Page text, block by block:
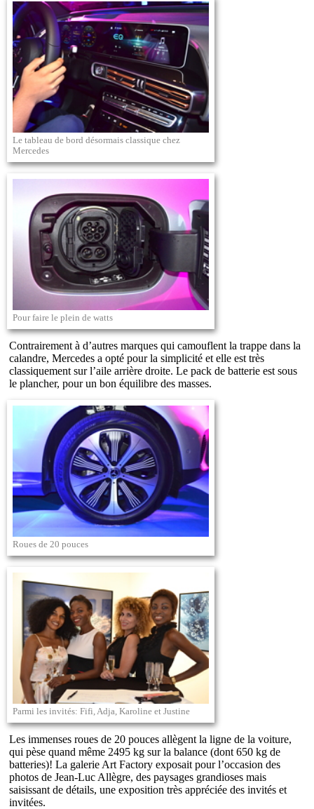
Le tableau de bord désormais classique chez
Mercedes
Pour faire le plein de watts
Contrairement à d’autres marques qui camouflent la trappe dans la
calandre, Mercedes a opté pour la simplicité et elle est très
classiquement sur l’aile arrière droite. Le pack de batterie est sous
le plancher, pour un bon équilibre des masses.
Roues de 20 pouces
Parmi les invités: Fifi, Adja, Karoline et Justine
Les immenses roues de 20 pouces allègent la ligne de la voiture,
qui pèse quand même 2495 kg sur la balance (dont 650 kg de
batteries)! La galerie Art Factory exposait pour l’occasion des
photos de Jean-Luc Allègre, des paysages grandioses mais
saisissant de détails, une exposition très appréciée des invités et
invitées.